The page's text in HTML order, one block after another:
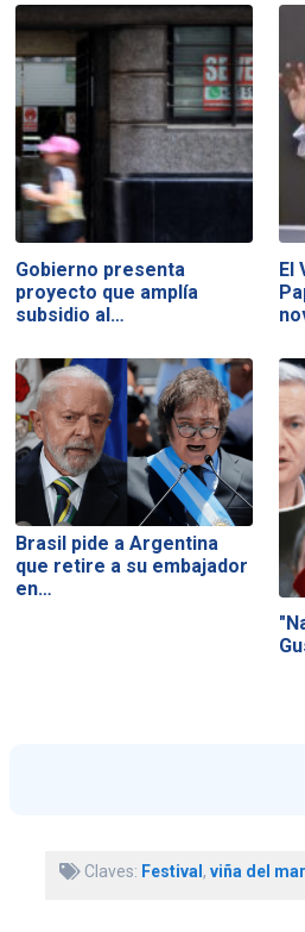
Gobierno presenta
proyecto que amplía
subsidio al…
El
Brasil pide a Argentina
que retire a su embajador
en…
Claves: Festival, viña del mar